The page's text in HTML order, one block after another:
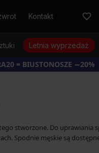
Kontakt
Letnia wyprzedaż
= BIUSTONOSZE −20%
stworzone. Do uprawiania
Spodnie męskie są